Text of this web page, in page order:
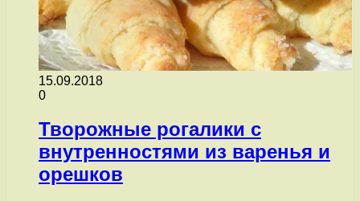
15.09.2018
0
Творожные рогалики с
внутренностями из варенья и
орешков